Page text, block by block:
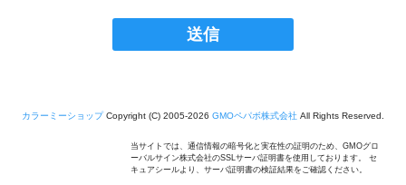
カラーミーショップCopyright (C) 2005-2026 GMOペパボ株式会社 All Rights Reserved.
当サイトでは、通信情報の暗号化と実在性の証明のため、GMOグロ
ーバルサイン株式会社のSSLサーバ証明書を使用しております。 セ
キュアシールより、サーバ証明書の検証結果をご確認ください。